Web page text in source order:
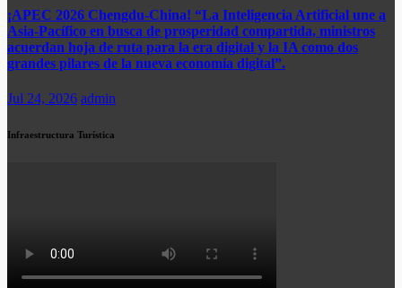
¡APEC 2026 Chengdu-China! “La Inteligencia Artificial une a
Asia-Pacífico en busca de prosperidad compartida, ministros
acuerdan hoja de ruta para la era digital y la IA como dos
grandes pilares de la nueva economía digital”.
Jul 24, 2026 admin
Infraestructura Turística